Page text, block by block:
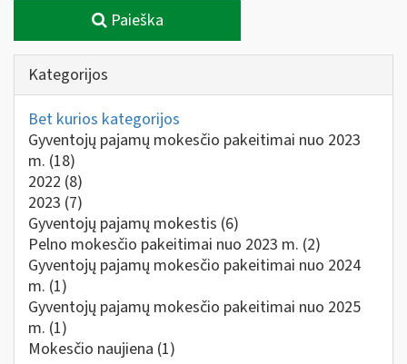
Paieška
Kategorijos
Bet kurios kategorijos
Gyventojų pajamų mokesčio pakeitimai nuo 2023
m. (18)
2022 (8)
2023 (7)
Gyventojų pajamų mokestis (6)
Pelno mokesčio pakeitimai nuo 2023 m. (2)
Gyventojų pajamų mokesčio pakeitimai nuo 2024
m. (1)
Gyventojų pajamų mokesčio pakeitimai nuo 2025
m. (1)
Mokesčio naujiena (1)